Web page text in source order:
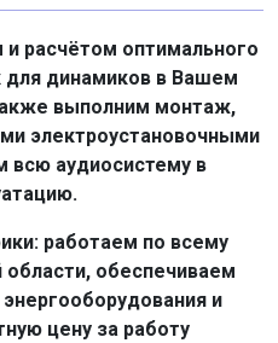
расчётом оптимального
для динамиков в Вашем
выполним монтаж,
электроустановочными
всю аудиосистему в
работаем по всему
обеспечиваем
и
цену за работу